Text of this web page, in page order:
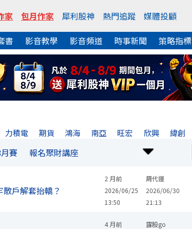
家 包月作家 犀利股神 熱門追蹤 媒體投顧
書 影音教學 影音頻道 時事新聞 策略指標
力積電 期貨 鴻海 南亞 旺宏 欣興 緯創
賽 報名聚財講座
2 月前
2026/06/25
13:50
戶解套抬轎？
周代運
2026/06/30
21:13
4 月前
露股go